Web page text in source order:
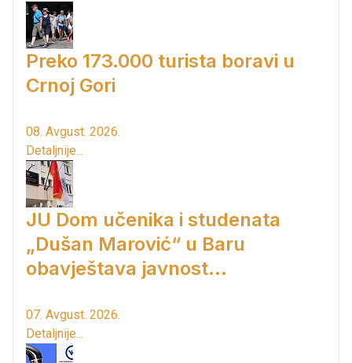
Preko 173.000 turista boravi u
Crnoj Gori
08. Avgust. 2026.
Detaljnije...
JU Dom učenika i studenata
„Dušan Marović“ u Baru
obavještava javnost...
07. Avgust. 2026.
Detaljnije...